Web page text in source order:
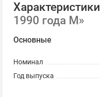
Характеристики
1990 года М»
Основные
Номинал
Год выпуска